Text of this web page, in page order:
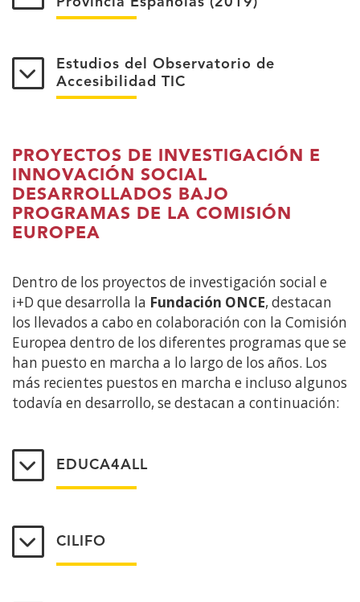
Estudios del Observatorio de
Accesibilidad TIC
PROYECTOS DE INVESTIGACIÓN E
INNOVACIÓN SOCIAL
DESARROLLADOS BAJO
PROGRAMAS DE LA COMISIÓN
EUROPEA
Dentro de los proyectos de investigación social e
i+D que desarrolla la Fundación ONCE, destacan
los llevados a cabo en colaboración con la Comisión
Europea dentro de los diferentes programas que se
han puesto en marcha a lo largo de los años. Los
más recientes puestos en marcha e incluso algunos
todavía en desarrollo, se destacan a continuación:
EDUCA4ALL
CILIFO